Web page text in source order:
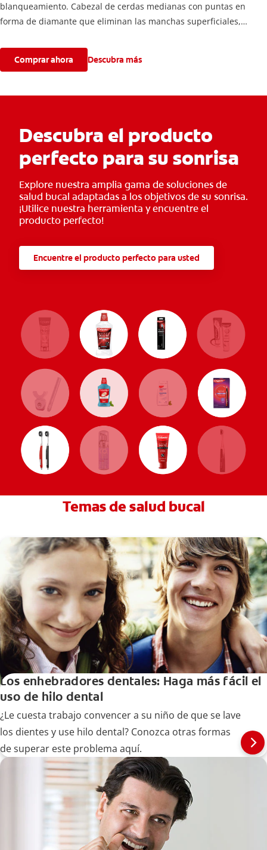
blanqueamiento. Cabezal de cerdas medianas con puntas en
forma de diamante que eliminan las manchas superficiales,
Comprar ahora Descubra más
Descubra el producto
perfecto para su sonrisa
Explore nuestra amplia gama de soluciones de
salud bucal adaptadas a los objetivos de su sonrisa.
¡Utilice nuestra herramienta y encuentre el
producto perfecto!
Encuentre el producto perfecto para usted
Temas de salud bucal
Los enhebradores dentales: Haga más fácil el
uso de hilo dental
¿Le cuesta trabajo convencer a su niño de que se lave
los dientes y use hilo dental? Conozca otras formas
de superar este problema aquí.